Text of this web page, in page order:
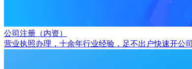
公司注册（内资）
营业执照办理，十余年行业经验，足不出户快速开公司